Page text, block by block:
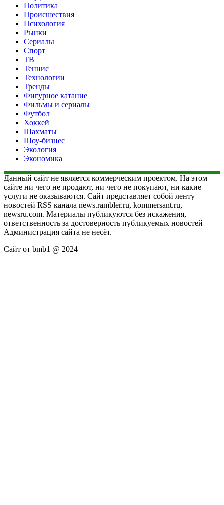
Политика
Происшествия
Психология
Рынки
Сериалы
Спорт
ТВ
Теннис
Технологии
Тренды
Фигурное катание
Фильмы и сериалы
Футбол
Хоккей
Шахматы
Шоу-бизнес
Экология
Экономика
Данный сайт не является коммерческим проектом. На этом
сайте ни чего не продают, ни чего не покупают, ни какие
услуги не оказываются. Сайт представляет собой ленту
новостей RSS канала news.rambler.ru, kommersant.ru,
newsru.com. Материалы публикуются без искажения,
ответственность за достоверность публикуемых новостей
Администрация сайта не несёт.
Сайт от bmb1 @ 2024